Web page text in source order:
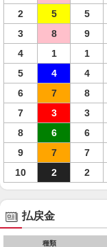
2
5 5
3
8 9
4
1 1
5
4 4
6
7 8
7
3 3
8
6 6
9
7 7
10
2 2
払戻金
種類